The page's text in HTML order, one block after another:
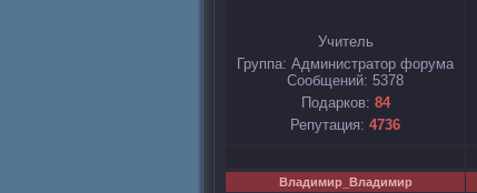
Учитель
Группа: Администратор форума
Сообщений: 5378
Подарков: 84
Репутация: 4736
Владимир_Владимир